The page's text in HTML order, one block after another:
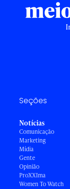
Seções
Notícias
Comunicação
Marketing
Mídia
Gente
Opinião
ProXXIma
Women To Watch